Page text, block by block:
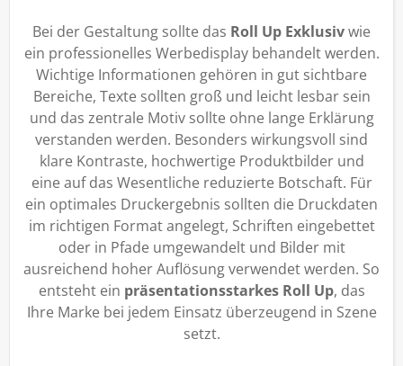
Bei der Gestaltung sollte das Roll Up Exklusivwie
ein professionelles Werbedisplay behandelt werden.
Wichtige Informationen gehören in gut sichtbare
Bereiche, Texte sollten groß und leicht lesbar sein
und das zentrale Motiv sollte ohne lange Erklärung
verstanden werden. Besonders wirkungsvoll sind
klare Kontraste, hochwertige Produktbilder und
eine auf das Wesentliche reduzierte Botschaft. Für
ein optimales Druckergebnis sollten die Druckdaten
im richtigen Format angelegt, Schriften eingebettet
oder in Pfade umgewandelt und Bilder mit
ausreichend hoher Auflösung verwendet werden. So
entsteht ein präsentationsstarkes Roll Up, das
Ihre Marke bei jedem Einsatz überzeugend in Szene
setzt.